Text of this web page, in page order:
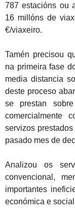
787 estacións ou
16 millóns de
€/viaxeiro.
Tamén precisou
na primeira fase
media distancia
deste proceso
se prestan
comercialmente
servizos
pasado mes de
Analizou os
convencional,
importantes
económica e